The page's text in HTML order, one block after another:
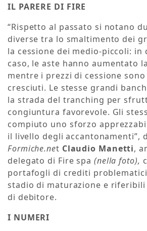
IL PARERE DI FIRE
“Rispetto al passato si notano
diverse tra lo smaltimento dei
la cessione dei medio-piccoli: in
caso, le aste hanno aumentato
mentre i prezzi di cessione
cresciuti. Le stesse grandi
la strada del tranching per
congiuntura favorevole. Gli
compiuto uno sforzo
il livello degli accantonamenti”,
Formiche.net Claudio Manetti,
delegato di Fire spa (nella foto),
portafogli di crediti
stadio di maturazione e riferibili
di debitore.
I NUMERI